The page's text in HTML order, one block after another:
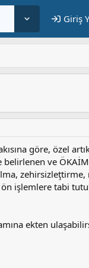
Giriş
göre, özel
ve
zehirsizleţtirme,
işlemlere tabi
ekten